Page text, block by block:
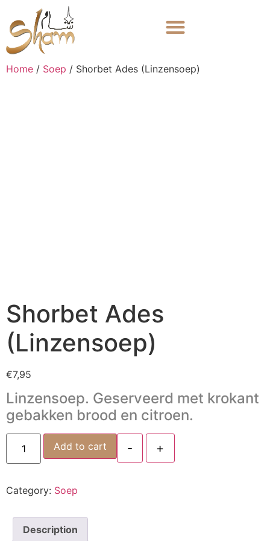
Home / Soep / Shorbet Ades (Linzensoep)
Shorbet Ades
(Linzensoep)
€7,95
Linzensoep. Geserveerd met krokant
gebakken brood en citroen.
- +
Add to cart
Category: Soep
Description